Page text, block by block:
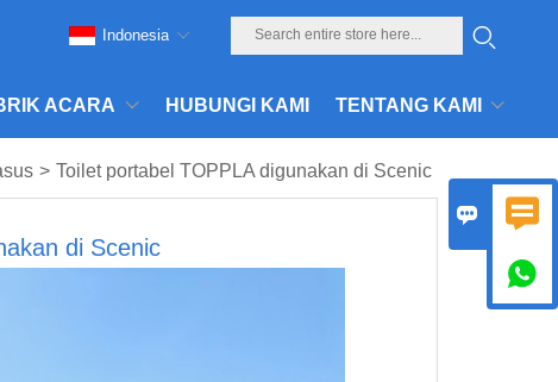
ACARA HUBUNGI KAMI TENTANG KAMI
Indonesia
> Toilet portabel TOPPLA digunakan di Scenic
di Scenic
 
